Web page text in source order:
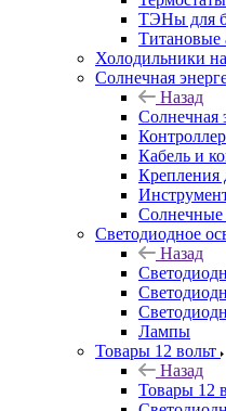
ТЭНы для
Титановые
Холодильники
Солнечная
Назад
Солнечная
Кабель и
Крепления
Солнечные
Светодиодное
Назад
Лампы
Товары 12 вольт
Назад
Товары 12